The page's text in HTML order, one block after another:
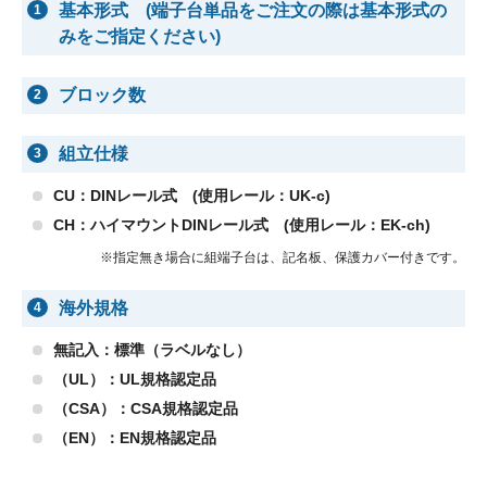
1
基本形式 (端子台単品をご注文の際は基本形式の
みをご指定ください)
2 ブロック数
3 組立仕様
CU：DINレール式 (使用レール：UK-c)
CH：ハイマウントDINレール式 (使用レール：EK-ch)
※指定無き場合に組端子台は、記名板、保護カバー付きです。
4 海外規格
無記入：標準（ラベルなし）
（UL）：UL規格認定品
（CSA）：CSA規格認定品
（EN）：EN規格認定品